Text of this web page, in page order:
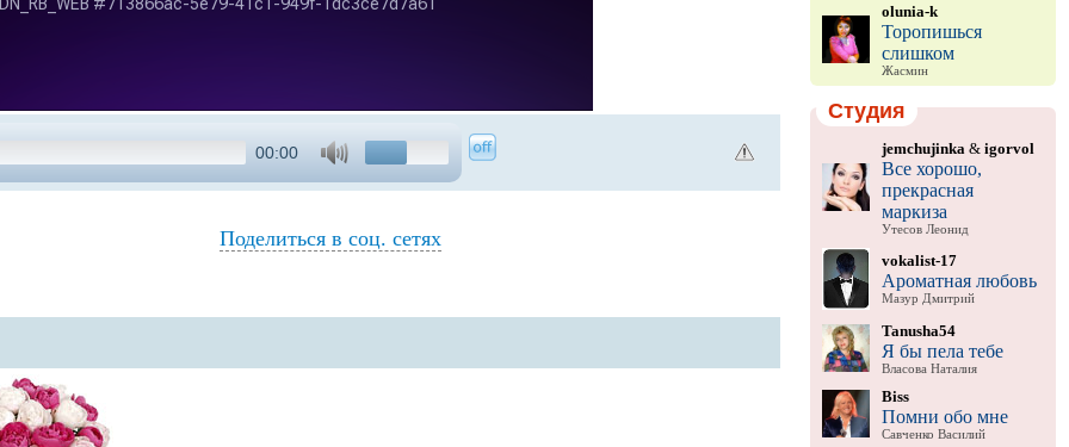
00:00
Поделиться в соц. сетях
olunia-k
Торопишься
слишком
Жасмин
Студия
jemchujinka & igorvol
Все хорошо,
прекрасная
маркиза
Утесов Леонид
vokalist-17
Ароматная любовь
Мазур Дмитрий
Tanusha54
Я бы пела тебе
Власова Наталия
Biss
Помни обо мне
Савченко Василий